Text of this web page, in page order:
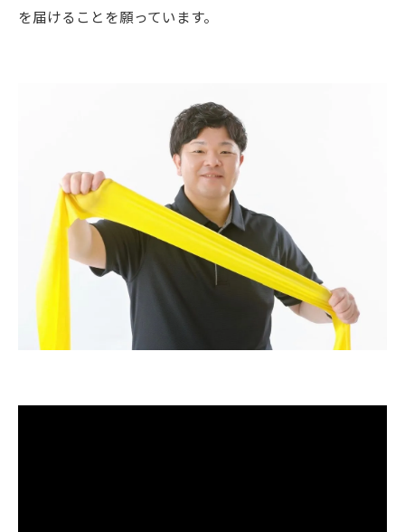
を届けることを願っています。